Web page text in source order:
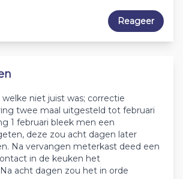
Reageer
niet juist was; correctie
twee maal uitgesteld tot februari
1 februari bleek men een
deze zou acht dagen later
Na vervangen meterkast deed een
in de keuken het
acht dagen zou het in orde